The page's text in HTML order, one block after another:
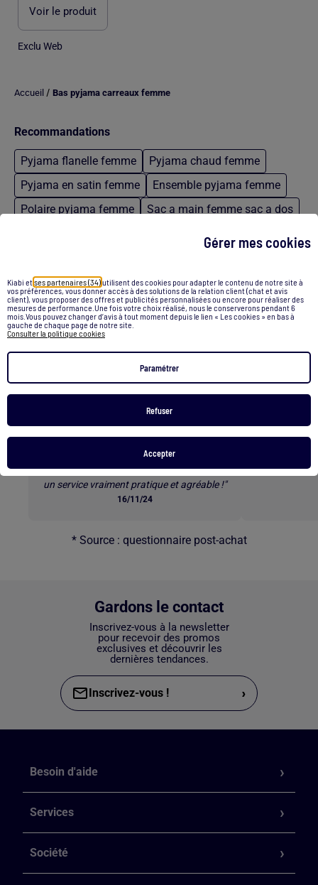
Gérer mes cookies
Kiabi et ses partenaires (34)utilisent des cookies pour adapter le contenu de notre site à
vos préférences, vous donner accès à des solutions de la relation client (chat et avis
client), vous proposer des offres et publicités personnalisées ou encore pour réaliser des
mesures de performance.Une fois votre choix réalisé, nous le conserverons pendant 6
mois.Vous pouvez changer d’avis à tout moment depuis le lien « Les cookies » en bas à
gauche de chaque page de notre site.
Consulter la politique cookies
Paramétrer
Refuser
Accepter
Voir le produit
Exclu Web
Accueil / Bas pyjama carreaux femme
Recommandations
Pyjama flanelle femme
Pyjama chaud femme
Pyjama en satin femme
Ensemble pyjama femme
Polaire pyjama femme
Sac a main femme sac a dos
Retour au contenu principal
Les clients parlent de nos
E-RÉSERVATION
l’avance et ensuite venir les essayer en
magasin est une excellente option. C’est
un service vraiment pratique et agréable !"
16/11/24
«
* Source : questionnaire post-achat
Gardons le contact
Inscrivez-vous à la newsletter
pour recevoir des promos
exclusives et découvrir les
dernières tendances.
Inscrivez-vous ! ›
Besoin d'aide
Services
Société